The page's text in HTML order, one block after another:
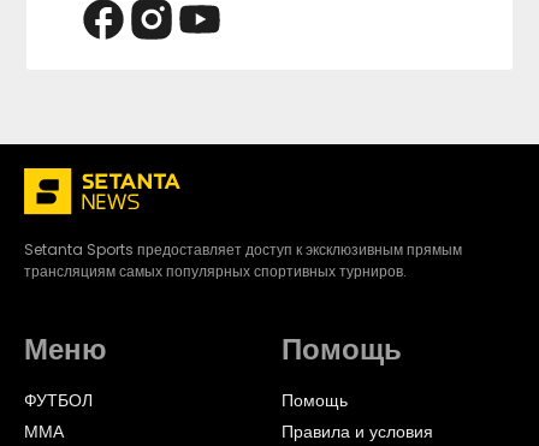
Setanta Sports предоставляет доступ к эксклюзивным прямым
трансляциям самых популярных спортивных турниров.
Меню
ФУТБОЛ
ММА
Помощь
Помощь
Правила и условия